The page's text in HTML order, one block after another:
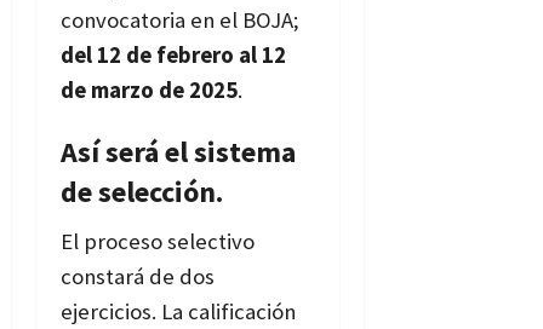
convocatoria en el BOJA;
del 12 de febrero al 12
de marzo de 2025.
Así será el sistema
de selección.
El proceso selectivo
constará de dos
ejercicios. La calificación